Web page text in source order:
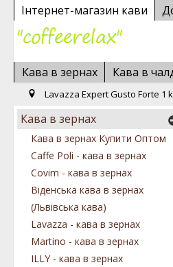
Інтернет-магазин кави
Кава в зернах Кава в
Lavazza Expert Gusto Forte 1
Кава в зернах
Кава в зернах Купити Оптом
Caffe Poli - кава в зернах
Covim - кава в зернах
Віденська кава в зернах
(Львівська кава)
Lavazza - кава в зернах
Martino - кава в зернах
ILLY - кава в зернах